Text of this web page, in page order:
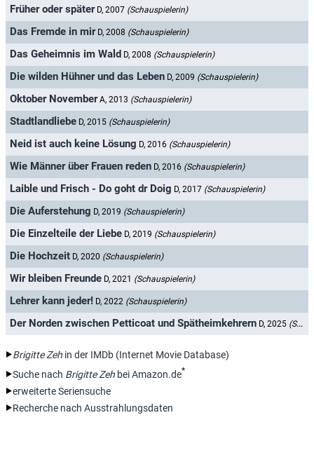
Früher oder später D, 2007 (Schauspielerin)
Das Fremde in mir D, 2008 (Schauspielerin)
Das Geheimnis im Wald D, 2008 (Schauspielerin)
Die wilden Hühner und das Leben D, 2009 (Schauspielerin)
Oktober November A, 2013 (Schauspielerin)
Stadtlandliebe D, 2015 (Schauspielerin)
Neid ist auch keine Lösung D, 2016 (Schauspielerin)
Wie Männer über Frauen reden D, 2016 (Schauspielerin)
Laible und Frisch - Do goht dr Doig D, 2017 (Schauspielerin)
Die Auferstehung D, 2019 (Schauspielerin)
Die Einzelteile der Liebe D, 2019 (Schauspielerin)
Die Hochzeit D, 2020 (Schauspielerin)
Wir bleiben Freunde D, 2021 (Schauspielerin)
Lehrer kann jeder! D, 2022 (Schauspielerin)
Der Norden zwischen Petticoat und Spätheimkehrern D, 2025 (Schauspielerin)
Brigitte Zeh in der IMDb (Internet Movie Database)
Suche nach Brigitte Zeh bei Amazon.de*
erweiterte Seriensuche
Recherche nach Ausstrahlungsdaten